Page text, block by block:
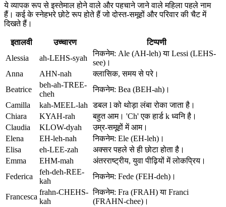
ये व्यापक रूप से इस्तेमाल होने वाले और पहचाने जाने वाले महिला पहले नाम
हैं। कई के स्नेहभरे छोटे रूप होते हैं जो दोस्त-समूहों और परिवार की चैट में
दिखते हैं।
इतालवी उच्चारण
टिप्पणी
Alessia
ah-LEHS-syah
निकनेम: Ale (AH-leh) या Lessi (LEHS-
see)।
Anna
AHN-nah
क्लासिक, समय से परे।
Beatrice
beh-ah-TREE-
cheh
निकनेम: Bea (BEH-ah)।
Camilla
kah-MEEL-lah
डबल l को थोड़ा लंबा रोका जाता है।
Chiara
KYAH-rah
बहुत आम। 'Ch' एक हार्ड k ध्वनि है।
Claudia
KLOW-dyah
उम्र-समूहों में आम।
Elena
EH-leh-nah
निकनेम: Ele (EH-leh)।
Elisa
eh-LEE-zah
अक्सर पहले से ही छोटा होता है।
Emma
EHM-mah
अंतरराष्ट्रीय, युवा पीढ़ियों में लोकप्रिय।
Federica
feh-deh-REE-
kah
निकनेम: Fede (FEH-deh)।
Francesca
frahn-CHEHS-
kah
निकनेम: Fra (FRAH) या Franci
(FRAHN-chee)।